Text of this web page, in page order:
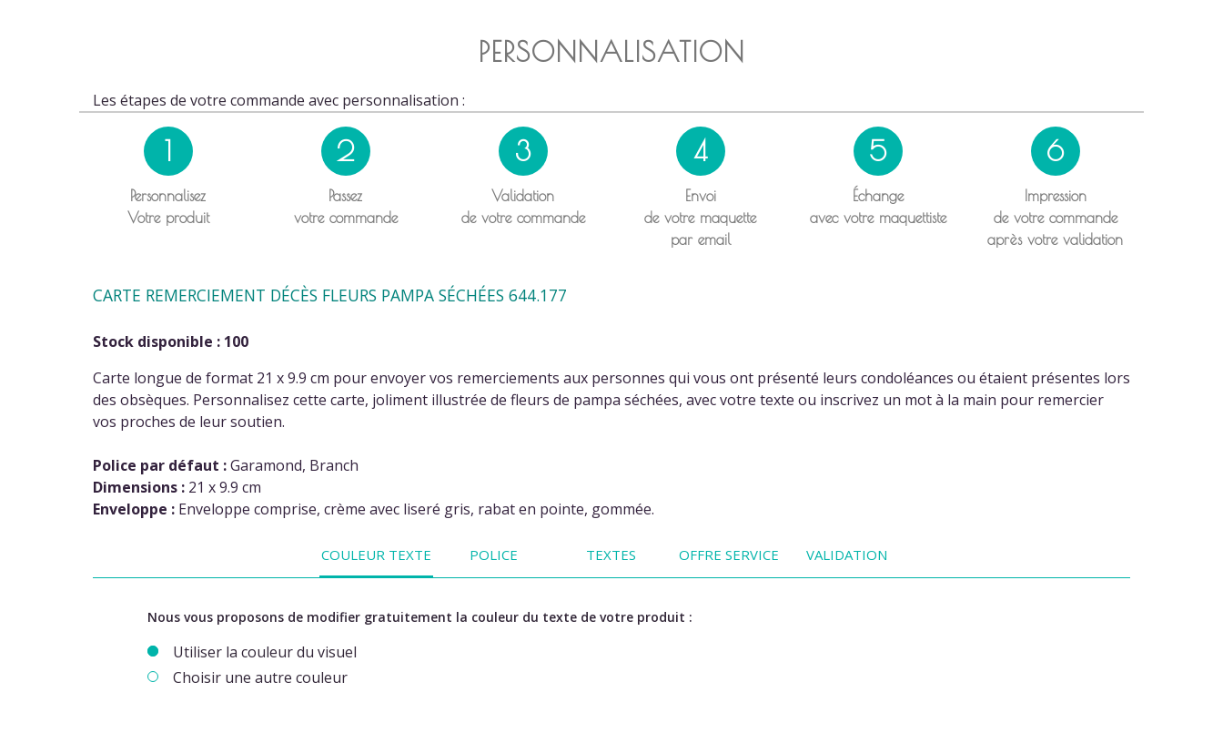
PERSONNALISATION
Les étapes de votre commande avec personnalisation :
1
Personnalisez
Votre produit
2
Passez
votre commande
3
Validation
de votre commande
4
Envoi
de votre maquette
par email
5
Échange
avec votre maquettiste
6
Impression
de votre commande
après votre validation
CARTE REMERCIEMENT DÉCÈS FLEURS PAMPA SÉCHÉES 644.177
Stock disponible : 100
Carte longue de format 21 x 9.9 cm pour envoyer vos remerciements aux personnes qui vous ont présenté leurs condoléances ou étaient présentes lors
des obsèques. Personnalisez cette carte, joliment illustrée de fleurs de pampa séchées, avec votre texte ou inscrivez un mot à la main pour remercier
vos proches de leur soutien.
Police par défaut :Garamond, Branch
Dimensions : 21 x 9.9 cm
Enveloppe : Enveloppe comprise, crème avec liseré gris, rabat en pointe, gommée.
COULEUR TEXTE POLICE TEXTES OFFRE SERVICE VALIDATION
Nous vous proposons de modifier gratuitement la couleur du texte de votre produit :
Utiliser la couleur du visuel
Choisir une autre couleur